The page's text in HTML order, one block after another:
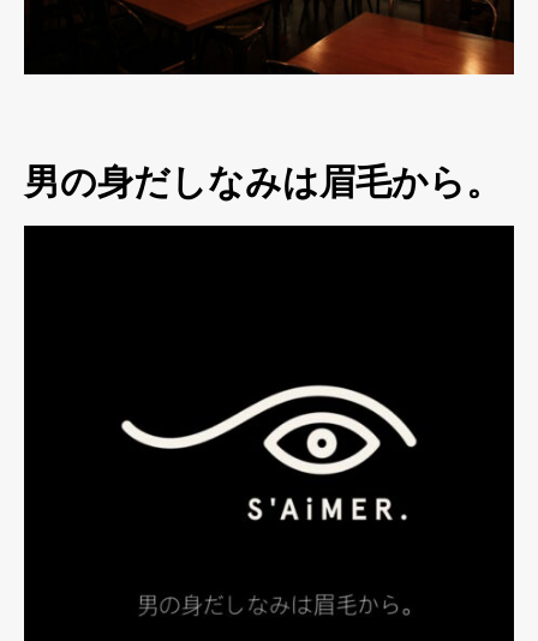
男の身だしなみは眉毛から。